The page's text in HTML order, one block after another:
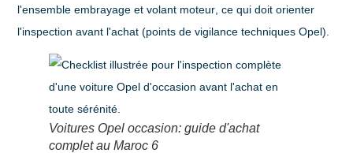
l'ensembleembrayage et volant moteur , ce qui doit orienter
l'inspection avant l'achat (points de vigilance techniques Opel).
Voitures Opel occasion: guide d'achat
complet au Maroc 6